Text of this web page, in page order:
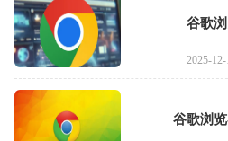
谷歌
2025-
谷歌浏